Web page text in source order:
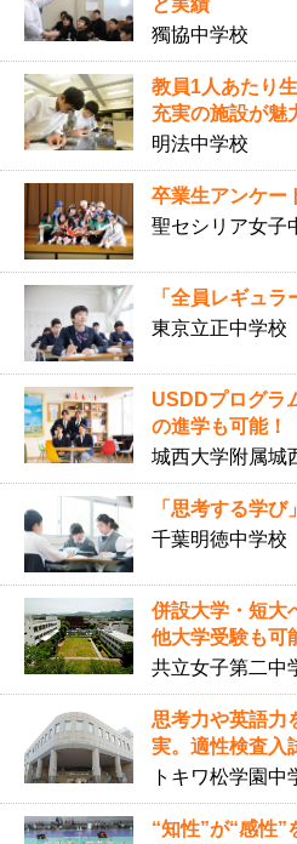
と実績
獨協中学校
教員1人あたり
充実の施設が魅
明法中学校
卒業生アンケー
聖セシリア女子
「全員レギュ
東京立正中学校
USDDプログラ
の進学も可能！
城西大学附属城
「思考する学
千葉明徳中学校
併設大学・短大
他大学受験も可
共立女子第二中
思考力や英語力
実。適性検査入
トキワ松学園中
“知性”が“感性”